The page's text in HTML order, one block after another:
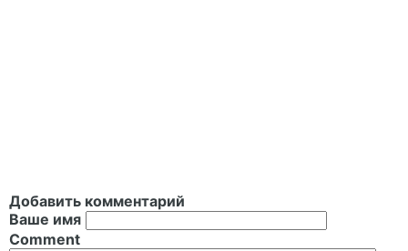
Добавить комментарий
Ваше имя
Comment